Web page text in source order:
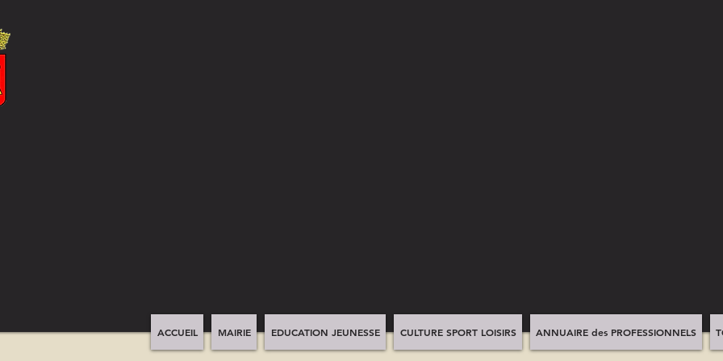
ACCUEIL MAIRIE EDUCATION JEUNESSE CULTURE SPORT LOISIRS ANNUAIRE des PROFESSIONNELS